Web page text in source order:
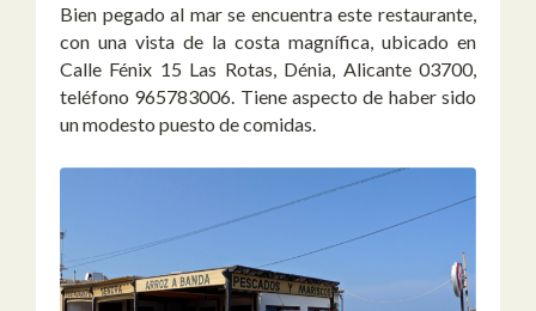
Bien pegado al mar se encuentra este restaurante,
con una vista de la costa magnífica, ubicado en
Calle Fénix 15 Las Rotas, Dénia, Alicante 03700,
teléfono 965783006. Tiene aspecto de haber sido
un modesto puesto de comidas.